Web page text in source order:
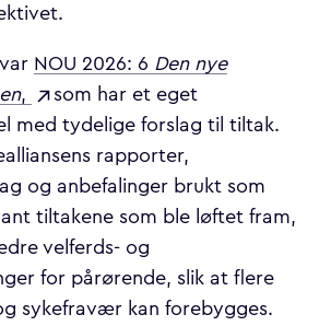
NOU 2026: 6 Den nye
,
som har et eget
med tydelige forslag til tiltak.
rapporter,
og anbefalinger brukt som
tiltakene som ble løftet fram,
velferds- og
for pårørende, slik at flere
sykefravær kan forebygges.